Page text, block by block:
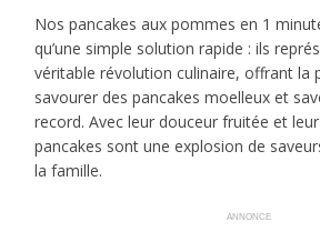
Nos pancakes aux pommes en 1
qu’une simple solution rapide : ils
véritable révolution culinaire, offrant la
savourer des pancakes moelleux et
record. Avec leur douceur fruitée et
pancakes sont une explosion de
la famille.
ANNONCE